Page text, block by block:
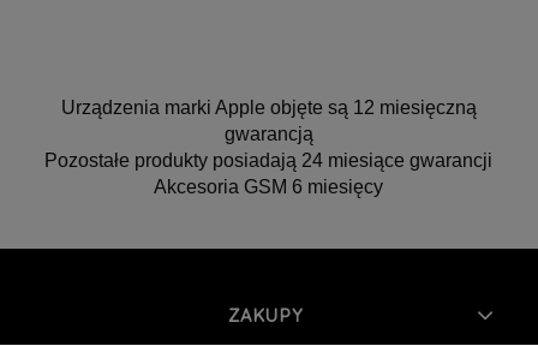
Urządzenia marki Apple objęte są 12 miesięczną
gwarancją
Pozostałe produkty posiadają 24 miesiące gwarancji
Akcesoria GSM 6 miesięcy
ZAKUPY